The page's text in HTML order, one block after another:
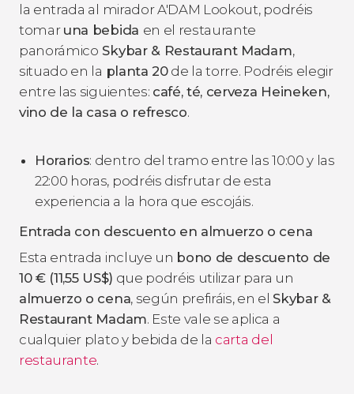
la entrada al mirador A'DAM Lookout, podréis
tomar una bebida en el restaurante
panorámico Skybar & Restaurant Madam,
situado en la planta 20de la torre. Podréis elegir
entre las siguientes: café, té, cerveza Heineken,
vino de la casa o refresco.
Horarios: dentro del tramo entre las 10:00 y las
22:00 horas, podréis disfrutar de esta
experiencia a la hora que escojáis.
Entrada con descuento en almuerzo o cena
Esta entrada incluye un bono de descuento de
10€(11,55 US$) que podréis utilizar para un
almuerzo o cena, según prefiráis, en el Skybar &
Restaurant Madam. Este vale se aplica a
cualquier plato y bebida de la carta del
restaurante.